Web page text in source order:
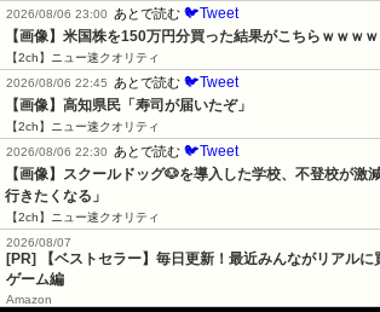
2026/08/06 23:00
あとで読む 🐦Tweet
【画像】米国株を150万円分買った結果がこちらｗｗｗｗ
【2ch】ニュー速クオリティ
2026/08/06 22:45
あとで読む 🐦Tweet
【画像】高知県民「寿司が届いたぞ」
【2ch】ニュー速クオリティ
2026/08/06 22:30
あとで読む 🐦Tweet
【画像】スクールドッグ🐶を導入した学校、不登校が激
行きたくなる」
【2ch】ニュー速クオリティ
2026/08/07
[PR] 【ベストセラー】毎日更新！最近みんながリアル
ゲーム編
Amazon